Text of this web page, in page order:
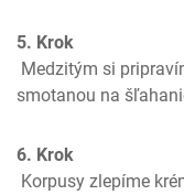
5. Krok
smotanou na
6. Krok